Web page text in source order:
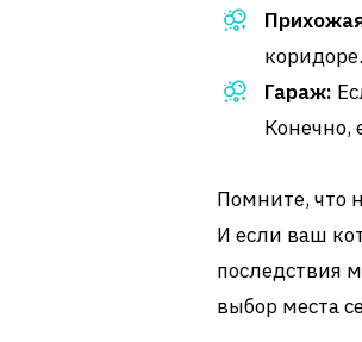
Гараж:
Конечно,
Помните, что
И если ваш
последствия
выбор места